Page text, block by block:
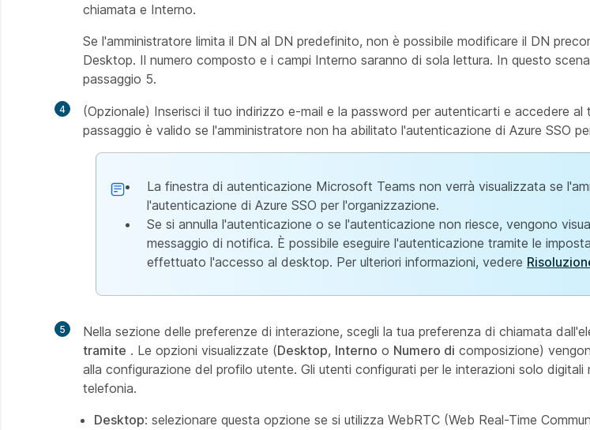
chiamata e Interno.
Se l'amministratore limita il DN al DN predefinito, non è possibile modificare il DN
Desktop. Il numero composto e i campi Interno saranno di sola lettura. In questo
passaggio 5.
4
(Opzionale) Inserisci il tuo indirizzo e-mail e la password per autenticarti e accedere
passaggio è valido se l'amministratore non ha abilitato l'autenticazione di Azure SSO
La finestra di autenticazione Microsoft Teams non verrà visualizzata se
l'autenticazione di Azure SSO per l'organizzazione.
Se si annulla l'autenticazione o se l'autenticazione non riesce, vengono
messaggio di notifica. È possibile eseguire l'autenticazione tramite le
effettuato l'accesso al desktop. Per ulteriori informazioni, vedere
5 Nella sezione delle preferenze di interazione, scegli la tua preferenza di chiamata
tramite . Le opzioni visualizzate (Desktop, Interno o Numero di composizione)
alla configurazione del profilo utente. Gli utenti configurati per le interazioni solo
telefonia.
Desktop: selezionare questa opzione se si utilizza WebRTC (Web Real-Time